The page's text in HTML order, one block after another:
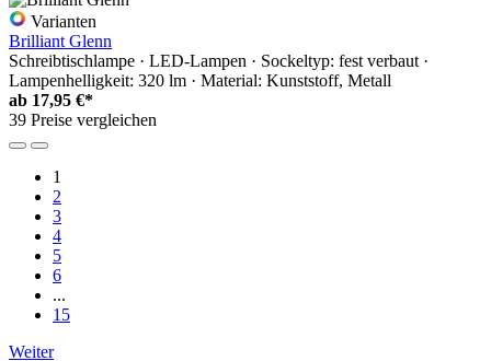
Varianten
Brilliant Glenn
Schreibtischlampe · LED-Lampen · Sockeltyp: fest verbaut ·
Lampenhelligkeit: 320 lm · Material: Kunststoff, Metall
ab 17,95 €*
39 Preise vergleichen
1
2
3
4
5
6
...
15
Weiter